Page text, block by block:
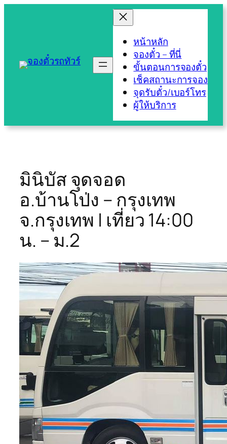
หน้าหลัก
จองตั๋ว – ที่นี่
ขั้นตอนการจองตั๋ว
เช็คสถานะการจอง
จุดรับตั๋ว/เบอร์โทร
ผู้ให้บริการ
มินิบัส จุดจอด
อ.บ้านโป่ง – กรุงเทพ
จ.กรุงเทพ | เที่ยว 14:00
น. – ม.2